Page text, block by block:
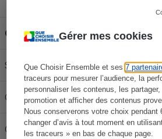
Gérer mes cookies
Que Choisir Ensemble et ses7
traceurs pour mesurer l’audience, la
personnaliser les contenus, les
promotion et afficher des contenus
Nous conserverons votre choix pendant
changer d’avis à tout moment en
les traceurs » en bas de chaque page.
Carburant 30L 50L
SP 95-E10 56,19 €
Gazole 62,76 €
GPLc 29,91 €